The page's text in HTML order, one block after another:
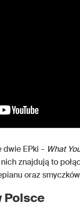
dwie EPki – What
znajdują to
oraz
Polsce